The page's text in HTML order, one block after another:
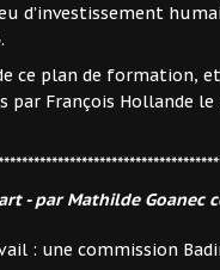
d’investissement
ce plan de formation,
par François Hollande
- par Mathilde Goanec
: une commission